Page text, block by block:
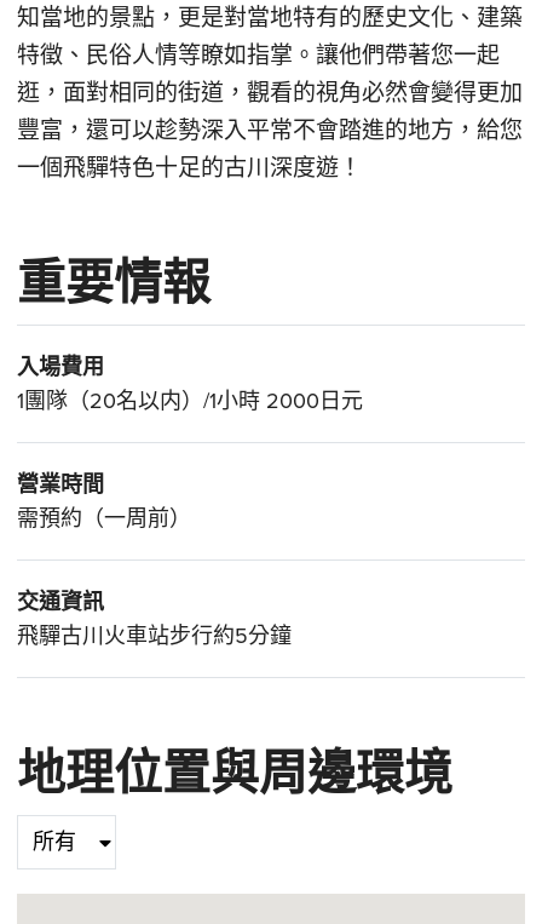
知當地的景點，更是對當地特有的歷史文化、建築
特徵、民俗人情等瞭如指掌。讓他們帶著您一起
逛，面對相同的街道，觀看的視角必然會變得更加
豐富，還可以趁勢深入平常不會踏進的地方，給您
一個飛驒特色十足的古川深度遊！
重要情報
入場費用
1團隊（20名以内）/1小時 2000日元
營業時間
需預約（一周前）
交通資訊
飛驒古川火車站步行約5分鐘
地理位置與周邊環境
Select category